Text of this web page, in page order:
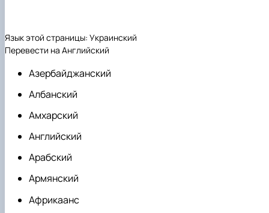
Язык этой страницы: Украинский
Перевести на Английский
Азербайджанский
Албанский
Амхарский
Английский
Арабский
Армянский
Африкаанс